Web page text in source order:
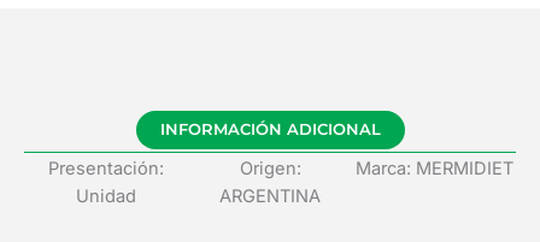
INFORMACIÓN ADICIONAL
Presentación:
Unidad
Origen:
ARGENTINA
Marca: MERMIDIET